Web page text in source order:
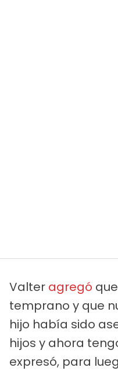
Valter agregó
temprano y que
hijo había sido
hijos y ahora
expresó, para